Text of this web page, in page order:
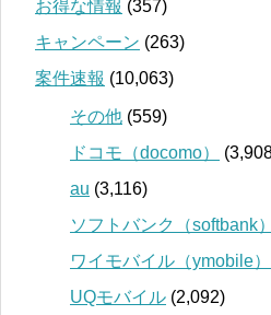
お得な情報 (357)
キャンペーン (263)
案件速報 (10,063)
その他 (559)
ドコモ（docomo）
au (3,116)
ソフトバンク（softbank）
ワイモバイル（ymobile）
UQモバイル (2,092)